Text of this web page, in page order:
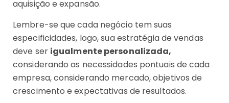
aquisição e expansão.
Lembre-se que cada negócio tem suas
especificidades, logo, sua estratégia de vendas
deve ser igualmente personalizada,
considerando as necessidades pontuais de cada
empresa, considerando mercado, objetivos de
crescimento e expectativas de resultados.